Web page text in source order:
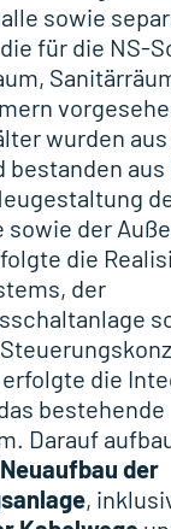
sowie
für die NS-
wurden
bestanden aus
der
die
der
die
bestehende
Darauf
der
,